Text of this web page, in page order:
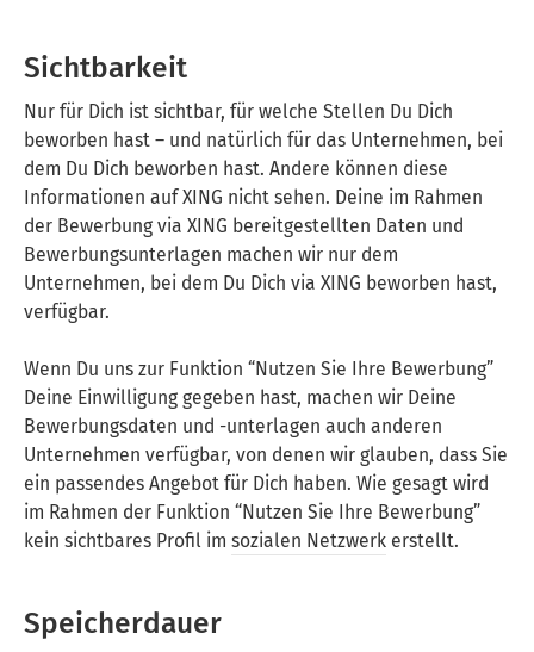
Sichtbarkeit
Nur für Dich ist sichtbar, für welche Stellen Du Dich
beworben hast – und natürlich für das Unternehmen, bei
dem Du Dich beworben hast. Andere können diese
Informationen auf XING nicht sehen. Deine im Rahmen
der Bewerbung via XING bereitgestellten Daten und
Bewerbungsunterlagen machen wir nur dem
Unternehmen, bei dem Du Dich via XING beworben hast,
verfügbar.
Wenn Du uns zur Funktion “Nutzen Sie Ihre Bewerbung”
Deine Einwilligung gegeben hast, machen wir Deine
Bewerbungsdaten und -unterlagen auch anderen
Unternehmen verfügbar, von denen wir glauben, dass Sie
ein passendes Angebot für Dich haben. Wie gesagt wird
im Rahmen der Funktion “Nutzen Sie Ihre Bewerbung”
kein sichtbares Profil im sozialen Netzwerk erstellt.
Speicherdauer